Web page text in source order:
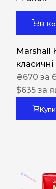
В
Marshall
₴670 за
$635 за